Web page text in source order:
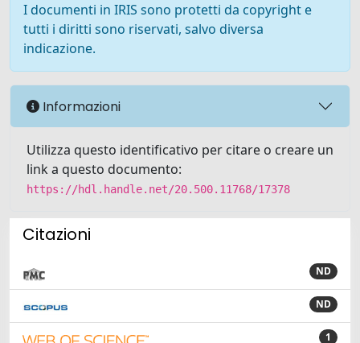
I documenti in IRIS sono protetti da copyright e
tutti i diritti sono riservati, salvo diversa
indicazione.
Informazioni
Utilizza questo identificativo per citare o creare un
link a questo documento:
https://hdl.handle.net/20.500.11768/17378
Citazioni
ND
ND
1